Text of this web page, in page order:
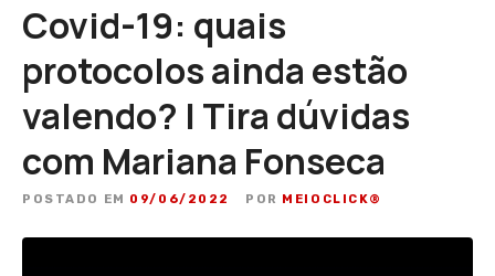
Covid-19: quais
protocolos ainda estão
valendo? | Tira dúvidas
com Mariana Fonseca
POSTADO EM 09/06/2022 POR MEIOCLICK®